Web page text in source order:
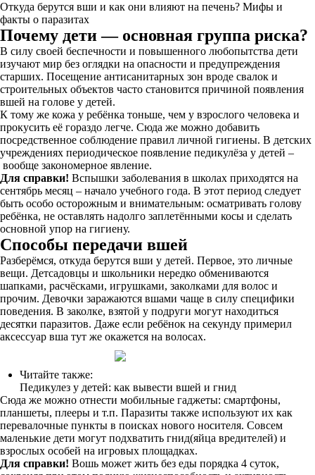
Откуда берутся вши и как они влияют на печень? Мифы и
факты о паразитах
Почему дети — основная группа риска?
В силу своей беспечности и повышенного любопытства дети
изучают мир без оглядки на опасности и предупреждения
старших. Посещение антисанитарных зон вроде свалок и
строительных объектов часто становится причиной появления
вшей на голове у детей.
К тому же кожа у ребёнка тоньше, чем у взрослого человека и
прокусить её гораздо легче. Сюда же можно добавить
посредственное соблюдение правил личной гигиены. В детских
учреждениях периодическое появление педикулёза у детей –
вообще закономерное явление.
Для справки! Вспышки заболевания в школах приходятся на
сентябрь месяц – начало учебного года. В этот период следует
быть особо осторожным и внимательным: осматривать голову
ребёнка, не оставлять надолго заплетёнными косы и сделать
основной упор на гигиену.
Способы передачи вшей
Разберёмся, откуда берутся вши у детей. Первое, это личные
вещи. Детсадовцы и школьники нередко обмениваются
шапками, расчёсками, игрушками, заколками для волос и
прочим. Девочки заражаются вшами чаще в силу специфики
поведения. В заколке, взятой у подруги могут находиться
десятки паразитов. Даже если ребёнок на секунду примерил
аксессуар вша тут же окажется на волосах.
Читайте также:
Педикулез у детей: как вывести вшей и гнид
Сюда же можно отнести мобильные гаджеты: смартфоны,
планшеты, плееры и т.п. Паразиты также используют их как
перевалочные пункты в поисках нового носителя. Совсем
маленькие дети могут подхватить гнид(яйца вредителей) и
взрослых особей на игровых площадках.
Для справки! Вошь может жить без еды порядка 4 суток,